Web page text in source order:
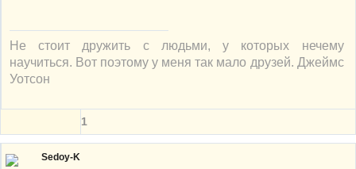
Не стоит дружить с людьми, у которых нечему
научиться. Вот поэтому у меня так мало друзей. Джеймс
Уотсон
1
Sedoy-K